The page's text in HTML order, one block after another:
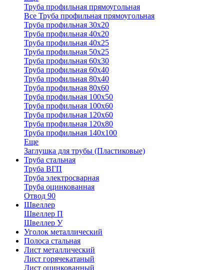
Труба профильная прямоугольная
Все Труба профильная прямоугольная
Труба профильная 30x20
Труба профильная 40х20
Труба профильная 40х25
Труба профильная 50х25
Труба профильная 60х30
Труба профильная 60х40
Труба профильная 80х40
Труба профильная 80х60
Труба профильная 100х50
Труба профильная 100х60
Труба профильная 120х60
Труба профильная 120х80
Труба профильная 140х100
Еще
Заглушка для трубы (Пластиковые)
Труба стальная
Труба ВГП
Труба электросварная
Труба оцинкованная
Отвод 90
Швеллер
Швеллер П
Швеллер У
Уголок металлический
Полоса стальная
Лист металлический
Лист горячекатаный
Лист оцинкованный